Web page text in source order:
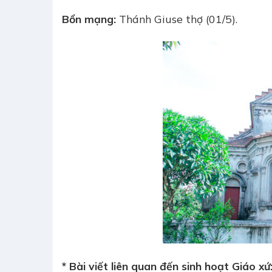
Bổn mạng: Thánh Giuse thợ (01/5).
* Bài viết liên quan đến sinh hoạt Giáo xứ: